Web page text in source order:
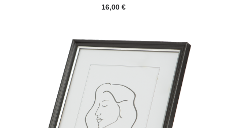
16,00 €